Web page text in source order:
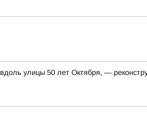
улицы 50 лет Октября, —